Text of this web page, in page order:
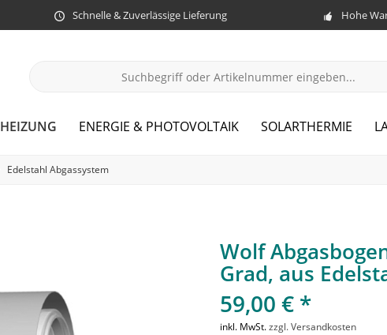
Schnelle & Zuverlässige Lieferung Hohe
HEIZUNG ENERGIE & PHOTOVOLTAIK SOLARTHERMIE
Edelstahl Abgassystem
Wolf
Grad, aus
59,00 € *
inkl. MwSt.zzgl. Versandkosten